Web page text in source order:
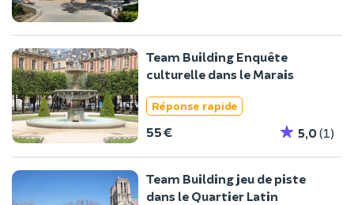
Team Building Enquête
culturelle dans le Marais
Réponse rapide
55 € 5,0(1)
Team Building jeu de piste
dans le Quartier Latin